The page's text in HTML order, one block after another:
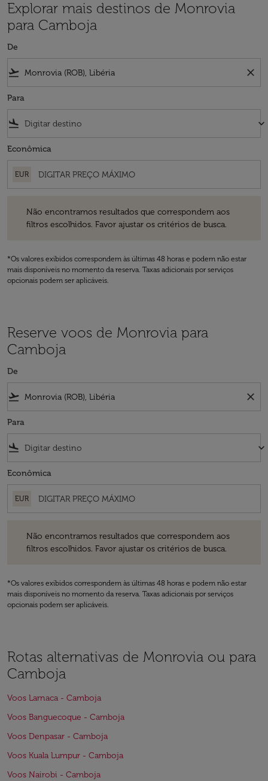
Explorar mais destinos de Monrovia
para Camboja
De
flight_takeoff close
Para
flight_land keyboard_arrow_down
Econômica
EUR
Não encontramos resultados que correspondem aos
filtros escolhidos. Favor ajustar os critérios de busca.
*Os valores exibidos correspondem às últimas 48 horas e podem não estar
mais disponíveis no momento da reserva. Taxas adicionais por serviços
opcionais podem ser aplicáveis.
Reserve voos de Monrovia para
Camboja
De
flight_takeoff close
Para
flight_land keyboard_arrow_down
Econômica
EUR
Não encontramos resultados que correspondem aos
filtros escolhidos. Favor ajustar os critérios de busca.
*Os valores exibidos correspondem às últimas 48 horas e podem não estar
mais disponíveis no momento da reserva. Taxas adicionais por serviços
opcionais podem ser aplicáveis.
Rotas alternativas de Monrovia ou para
Camboja
Voos Larnaca - Camboja
Voos Banguecoque - Camboja
Voos Denpasar - Camboja
Voos Kuala Lumpur - Camboja
Voos Nairobi - Camboja